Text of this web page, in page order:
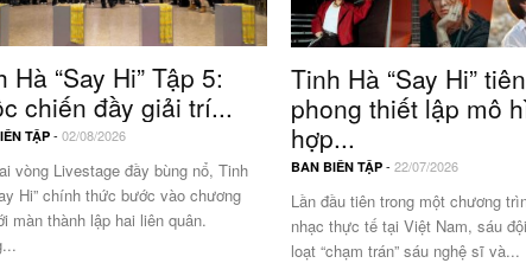
Hà “Say Hi” Tập 5:
chiến đầy giải trí...
TẬP - 02/08/2026
vòng Livestage đầy bùng nổ, Tinh
Hi” chính thức bước vào chương
màn thành lập hai liên quân.
Tinh Hà “Say Hi” tiên
phong thiết lập mô
hợp...
BAN BIÊN TẬP - 22/07/2026
Lần đầu tiên trong một chương
nhạc thực tế tại Việt Nam, sáu đội
loạt “chạm trán” sáu nghệ sĩ và...